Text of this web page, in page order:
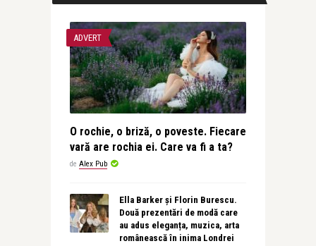
ADVERT
O rochie, o briză, o poveste. Fiecare
vară are rochia ei. Care va fi a ta?
de Alex Pub
Ella Barker și Florin Burescu.
Două prezentări de modă care
au adus eleganța, muzica, arta
românească în inima Londrei